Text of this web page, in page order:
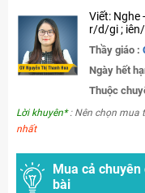
Viết: Nghe
r/d/gi ;
Thầy giáo :
Ngày hết
Thuộc
Lời khuyên*: Nên chọn mua
nhất
Mua cả chuyên
bài